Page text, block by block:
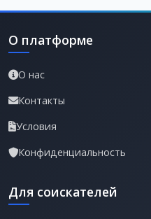
О платформе
О нас
Контакты
Условия
Конфиденциальность
Для соискателей